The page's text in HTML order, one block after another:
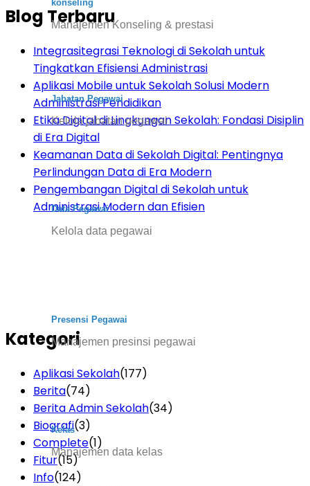
konseling
Manajemen Konseling & prestasi
Jabatan Pegawai
Kelola jabatan pegawai
Data Pegawai
Kelola data pegawai
Presensi Pegawai
Manajemen presinsi pegawai
Kelas
Manajemen data kelas
Blog Terbaru
Integrasitegrasi Teknologi di Sekolah untuk
Tingkatkan Efisiensi Administrasi
Aplikasi Mobile untuk Sekolah Solusi Modern
Administrasi Pendidikan
Etika Digital di Lingkungan Sekolah: Fondasi Disiplin
di Era Digital
Keamanan Data di Sekolah Digital: Pentingnya
Perlindungan Data di Era Modern
Pengembangan Digital di Sekolah untuk
Administrasi Modern dan Efisien
Kategori
Aplikasi Sekolah(177)
Berita(74)
Berita Admin Sekolah(34)
Biografi(3)
Complete(1)
Fitur(15)
Info(124)